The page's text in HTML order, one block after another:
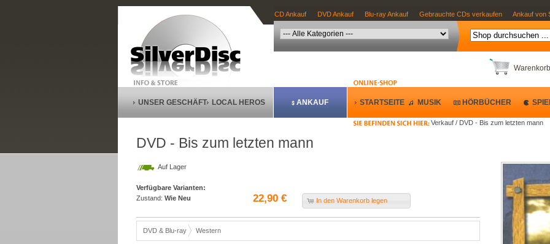
CD Ankauf DVD Ankauf Blu-ray Ankauf Gebrauchte CDs verkaufen Ankauf von
Warenkorb
Verkauf / DVD - Bis zum letzten mann
UNSER GESCHÄFT LOCAL HEROS ANKAUF STARTSEITE MUSIK HÖRBÜCHER
DVD - Bis zum letzten mann
Auf Lager
Verfügbare Varianten:
Zustand: Wie Neu 22,90 € In den Warenkorb legen
DVD & Blu-ray Western